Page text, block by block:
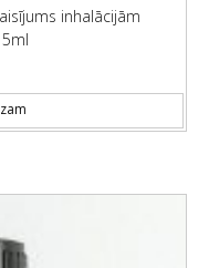
inhalācijām
5ml